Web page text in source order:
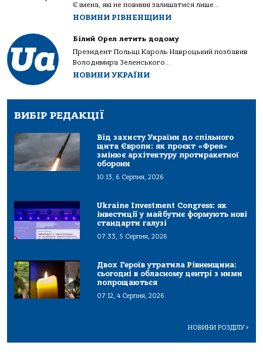
Є імена, які не повинні залишатися лише...
НОВИНИ РІВНЕНЩИНИ
Білий Орел летить додому
Президент Польщі Кароль Навроцький позбавив
Володимира Зеленського...
НОВИНИ УКРАЇНИ
ВИБІР РЕДАКЦІЇ
Від захисту України до спільного
щита Європи: як проєкт «Фрея»
змінює архітектуру протиракетної
оборони
10:13, 6 Серпня, 2026
Ukraine Investment Congress: як
інвестиції у майбутнє формують нові
стандарти галузі
07:33, 5 Серпня, 2026
Двох Героїв утратила Рівненщина:
сьогодні в обласному центрі з ними
попрощаються
07:12, 4 Серпня, 2026
НОВИНИ РОЗДІЛУ>